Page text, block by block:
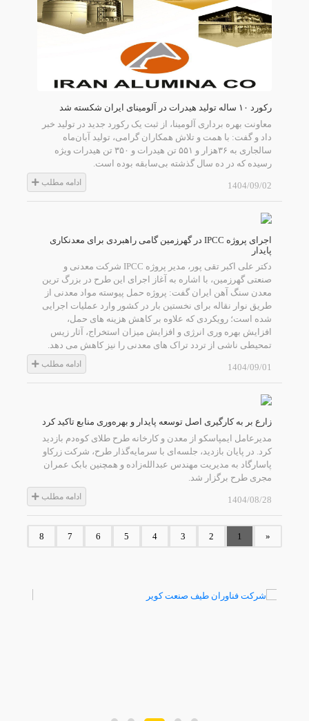
رکورد ۱۰ ساله تولید هیدرات در آلومینای ایران شکسته شد
معاونت بهره برداری آلومینا، از ثبت یک رکورد جدید در تولید خبر
داد و گفت: با همت و تلاش همکاران گرامی، تولید آبان‌ماه
سالجاری به ۳۶‌هزار و ۵۵۱ تن هیدرات و ۳۵۰ تن هیدرات ویژه
رسیده که در ده سال گذشته بی‌سابقه بوده است.
1404/09/02 ادامه مطلب
اجرای پروژه IPCC در گهرزمین گامی راهبردی برای معدنکاری
پایدار
دکتر علی اکبر تقی پور، مدیر پروژه IPCC شرکت معدنی و
صنعتی گهرزمین، با اشاره به آغاز اجرای این طرح در بزرگ ترین
معدن سنگ آهن ایران گفت: پروژه حمل پیوسته مواد معدنی از
طریق نوار نقاله برای نخستین بار در کشور وارد عملیات اجرایی
شده است؛ رویکردی که علاوه بر کاهش هزینه های حمل،
افزایش بهره وری انرژی و افزایش میزان استخراج، آثار زیس
تمحیطی ناشی از تردد تراک های معدنی را نیز کاهش می دهد.
1404/09/01 ادامه مطلب
زارع بر به کارگیری اصل توسعه پایدار و بهره‌وری منابع تاکید کرد
مدیرعامل ایمپاسکو از معدن و کارخانه طرح طلای کوه‌دم بازدید
کرد. در پایان بازدید، جلسه‌ای با سرمایه‌گذار طرح، شرکت زرکاو
پاسارگاد به مدیریت مهندس عبدالله‌زاده و همچنین بابک عمران
مجری طرح برگزار شد.
1404/08/28 ادامه مطلب
«
1
2
3
4
5
6
7
8